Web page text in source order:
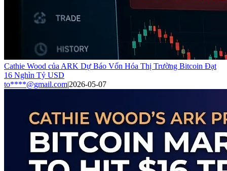
Cathie Wood của ARK Dự Báo Vốn Hóa Thị Trường Bitcoin Đạt
16 Nghìn Tỷ USD
to****@gmail.com|2026-05-07